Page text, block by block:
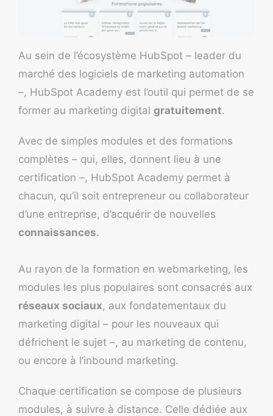
Au sein de l’écosystème HubSpot – leader du
marché des logiciels de marketing automation
–, HubSpot Academy est l’outil qui permet de se
former au marketing digital gratuitement.
Avec de simples modules et des formations
complètes – qui, elles, donnent lieu à une
certification –, HubSpot Academy permet à
chacun, qu’il soit entrepreneur ou collaborateur
d’une entreprise, d’acquérir de nouvelles
connaissances.
Au rayon de la formation en webmarketing, les
modules les plus populaires sont consacrés aux
réseaux sociaux, aux fondatementaux du
marketing digital – pour les nouveaux qui
défrichent le sujet –, au marketing de contenu,
ou encore à l’inbound marketing.
Chaque certification se compose de plusieurs
modules, à suivre à distance. Celle dédiée aux